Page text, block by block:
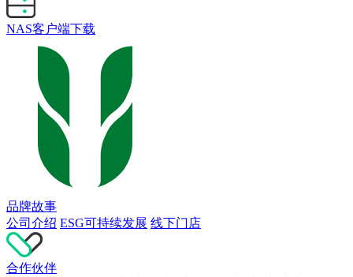
NAS客户端下载
品牌故事
公司介绍 ESG可持续发展 线下门店
合作伙伴